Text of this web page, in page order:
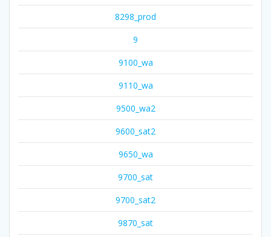
8298_prod
9
9100_wa
9110_wa
9500_wa2
9600_sat2
9650_wa
9700_sat
9700_sat2
9870_sat